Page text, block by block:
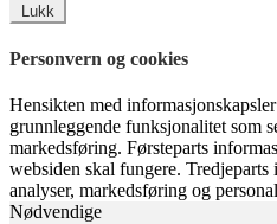
Lukk
Personvern og cookies
Hensikten med
grunnleggende funksjonalitet som
markedsføring. Førsteparts
websiden skal fungere.
analyser, markedsføring og
Nødvendige